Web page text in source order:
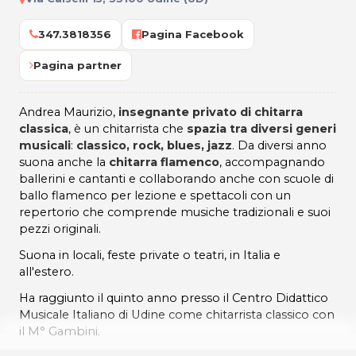
347.3818356 Pagina Facebook
Pagina partner
Andrea Maurizio, insegnante privato di chitarra
classica, è un chitarrista che spazia tra diversi generi
musicali: classico, rock, blues, jazz. Da diversi anno
suona anche la chitarra flamenco, accompagnando
ballerini e cantanti e collaborando anche con scuole di
ballo flamenco per lezione e spettacoli con un
repertorio che comprende musiche tradizionali e suoi
pezzi originali.
Suona in locali, feste private o teatri, in Italia e
all'estero.
Ha raggiunto il quinto anno presso il Centro Didattico
Musicale Italiano di Udine come chitarrista classico con
il M° Gambini.